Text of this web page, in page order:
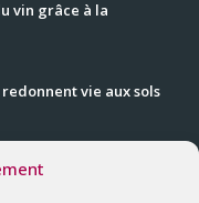
vin grâce à la
vie aux sols